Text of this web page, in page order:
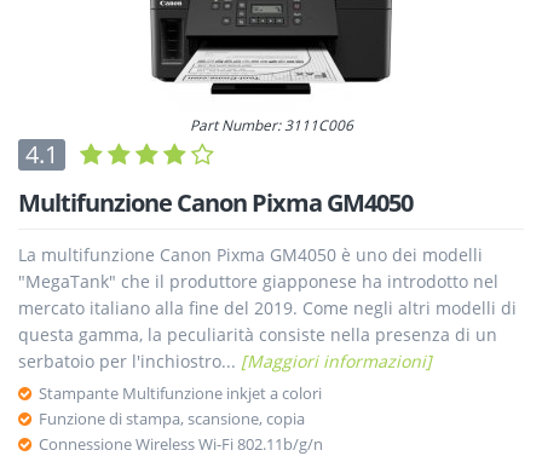
Part Number: 3111C006
4.1
Multifunzione Canon Pixma GM4050
La multifunzione Canon Pixma GM4050 è uno dei modelli
"MegaTank" che il produttore giapponese ha introdotto nel
mercato italiano alla fine del 2019. Come negli altri modelli di
questa gamma, la peculiarità consiste nella presenza di un
serbatoio per l'inchiostro... [Maggiori informazioni]
Stampante Multifunzione inkjet a colori
Funzione di stampa, scansione, copia
Connessione Wireless Wi-Fi 802.11b/g/n